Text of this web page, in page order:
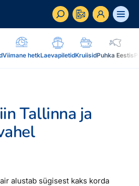
Viimane hetkLaevapiletidKruiisidPuhka Eestis
ajakiri, uudiskiri...
Airalo eSim,
Tallinna ja
alustab sügisest kaks korda